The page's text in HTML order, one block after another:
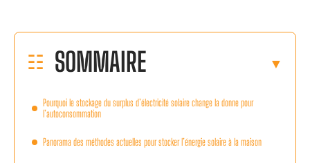
SOMMAIRE
Pourquoi le stockage du surplus d’électricité solaire change la donne pour
l’autoconsommation
Panorama des méthodes actuelles pour stocker l’énergie solaire à la maison